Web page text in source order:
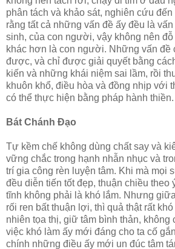
phân tách và khảo sát, nghiên cứu
rằng tất cả những vấn đề ấy đều là
sinh, của con người, vậy không nên
khác hơn là con người. Những vấn đề
được, và chỉ được giải quyết bằng
kiến và những khái niệm sai lầm, rồi
khuôn khổ, điều hòa và đồng nhịp với
có thể thực hiện bằng pháp hành thiền.
Bát Chánh Ðạo
Tự kềm chế không dùng chất say và
vững chắc trong hạnh nhẫn nhục và
trí gia công rèn luyện tâm. Khi mà mọi
đều diễn tiến tốt đẹp, thuận chiều theo
tĩnh không phải là khó lắm. Nhưng
rối ren bất thuận lợi, thì quả thật rất
nhiên tọa thị, giữ tâm bình thản, không
việc khó làm ấy mới đáng cho ta cố
chính những điều ấy mới un đúc tâm